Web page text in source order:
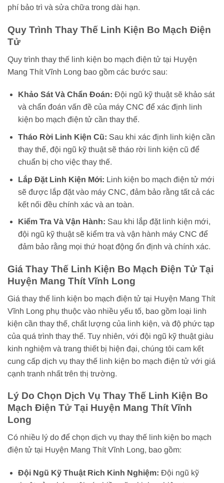
phí bảo trì và sửa chữa trong dài hạn.
Quy Trình Thay Thế Linh Kiện Bo Mạch Điện
Tử
Quy trình thay thế linh kiện bo mạch điện tử tại Huyện
Mang Thít Vĩnh Long bao gồm các bước sau:
Khảo Sát Và Chẩn Đoán: Đội ngũ kỹ thuật sẽ khảo sát
và chẩn đoán vấn đề của máy CNC để xác định linh
kiện bo mạch điện tử cần thay thế.
Tháo Rời Linh Kiện Cũ: Sau khi xác định linh kiện cần
thay thế, đội ngũ kỹ thuật sẽ tháo rời linh kiện cũ để
chuẩn bị cho việc thay thế.
Lắp Đặt Linh Kiện Mới: Linh kiện bo mạch điện tử mới
sẽ được lắp đặt vào máy CNC, đảm bảo rằng tất cả các
kết nối đều chính xác và an toàn.
Kiểm Tra Và Vận Hành: Sau khi lắp đặt linh kiện mới,
đội ngũ kỹ thuật sẽ kiểm tra và vận hành máy CNC để
đảm bảo rằng mọi thứ hoạt động ổn định và chính xác.
Giá Thay Thế Linh Kiện Bo Mạch Điện Tử Tại
Huyện Mang Thít Vĩnh Long
Giá thay thế linh kiện bo mạch điện tử tại Huyện Mang Thít
Vĩnh Long phụ thuộc vào nhiều yếu tố, bao gồm loại linh
kiện cần thay thế, chất lượng của linh kiện, và độ phức tạp
của quá trình thay thế. Tuy nhiên, với đội ngũ kỹ thuật giàu
kinh nghiệm và trang thiết bị hiện đại, chúng tôi cam kết
cung cấp dịch vụ thay thế linh kiện bo mạch điện tử với giá
cạnh tranh nhất trên thị trường.
Lý Do Chọn Dịch Vụ Thay Thế Linh Kiện Bo
Mạch Điện Tử Tại Huyện Mang Thít Vĩnh
Long
Có nhiều lý do để chọn dịch vụ thay thế linh kiện bo mạch
điện tử tại Huyện Mang Thít Vĩnh Long, bao gồm:
Đội Ngũ Kỹ Thuật Rich Kinh Nghiệm: Đội ngũ kỹ